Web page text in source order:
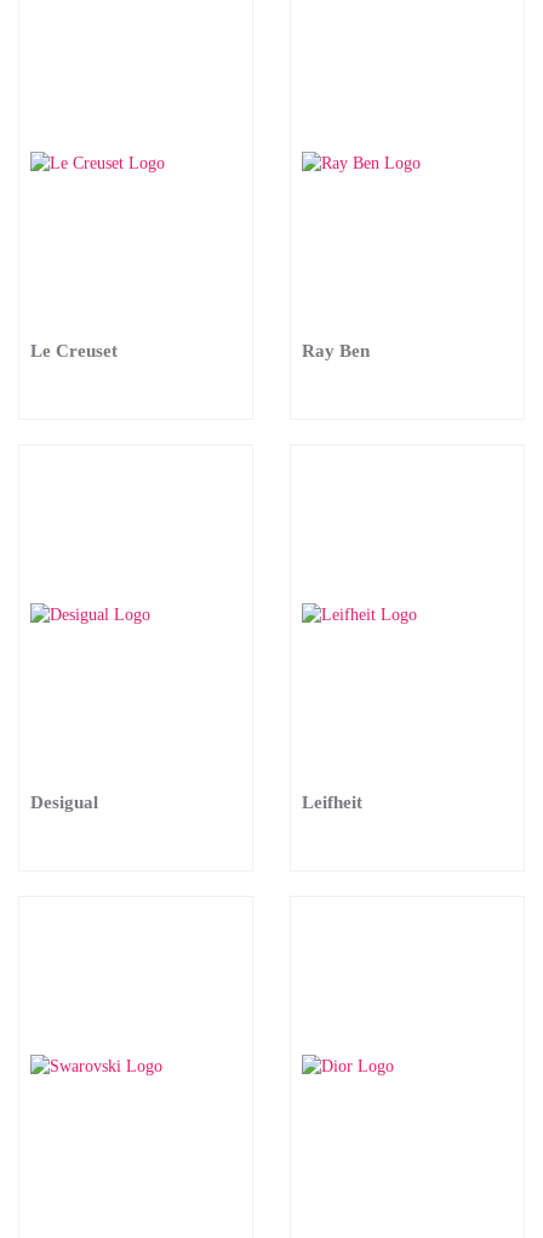
Le Creuset Ray Ben
Desigual Leifheit